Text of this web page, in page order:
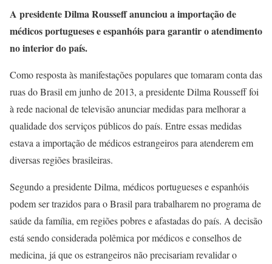
A presidente Dilma Rousseff anunciou a importação de
médicos portugueses e espanhóis para garantir o atendimento
no interior do país.
Como resposta às manifestações populares que tomaram conta das
ruas do Brasil em junho de 2013, a presidente Dilma Rousseff foi
à rede nacional de televisão anunciar medidas para melhorar a
qualidade dos serviços públicos do país. Entre essas medidas
estava a importação de médicos estrangeiros para atenderem em
diversas regiões brasileiras.
Segundo a presidente Dilma, médicos portugueses e espanhóis
podem ser trazidos para o Brasil para trabalharem no programa de
saúde da família, em regiões pobres e afastadas do país. A decisão
está sendo considerada polêmica por médicos e conselhos de
medicina, já que os estrangeiros não precisariam revalidar o